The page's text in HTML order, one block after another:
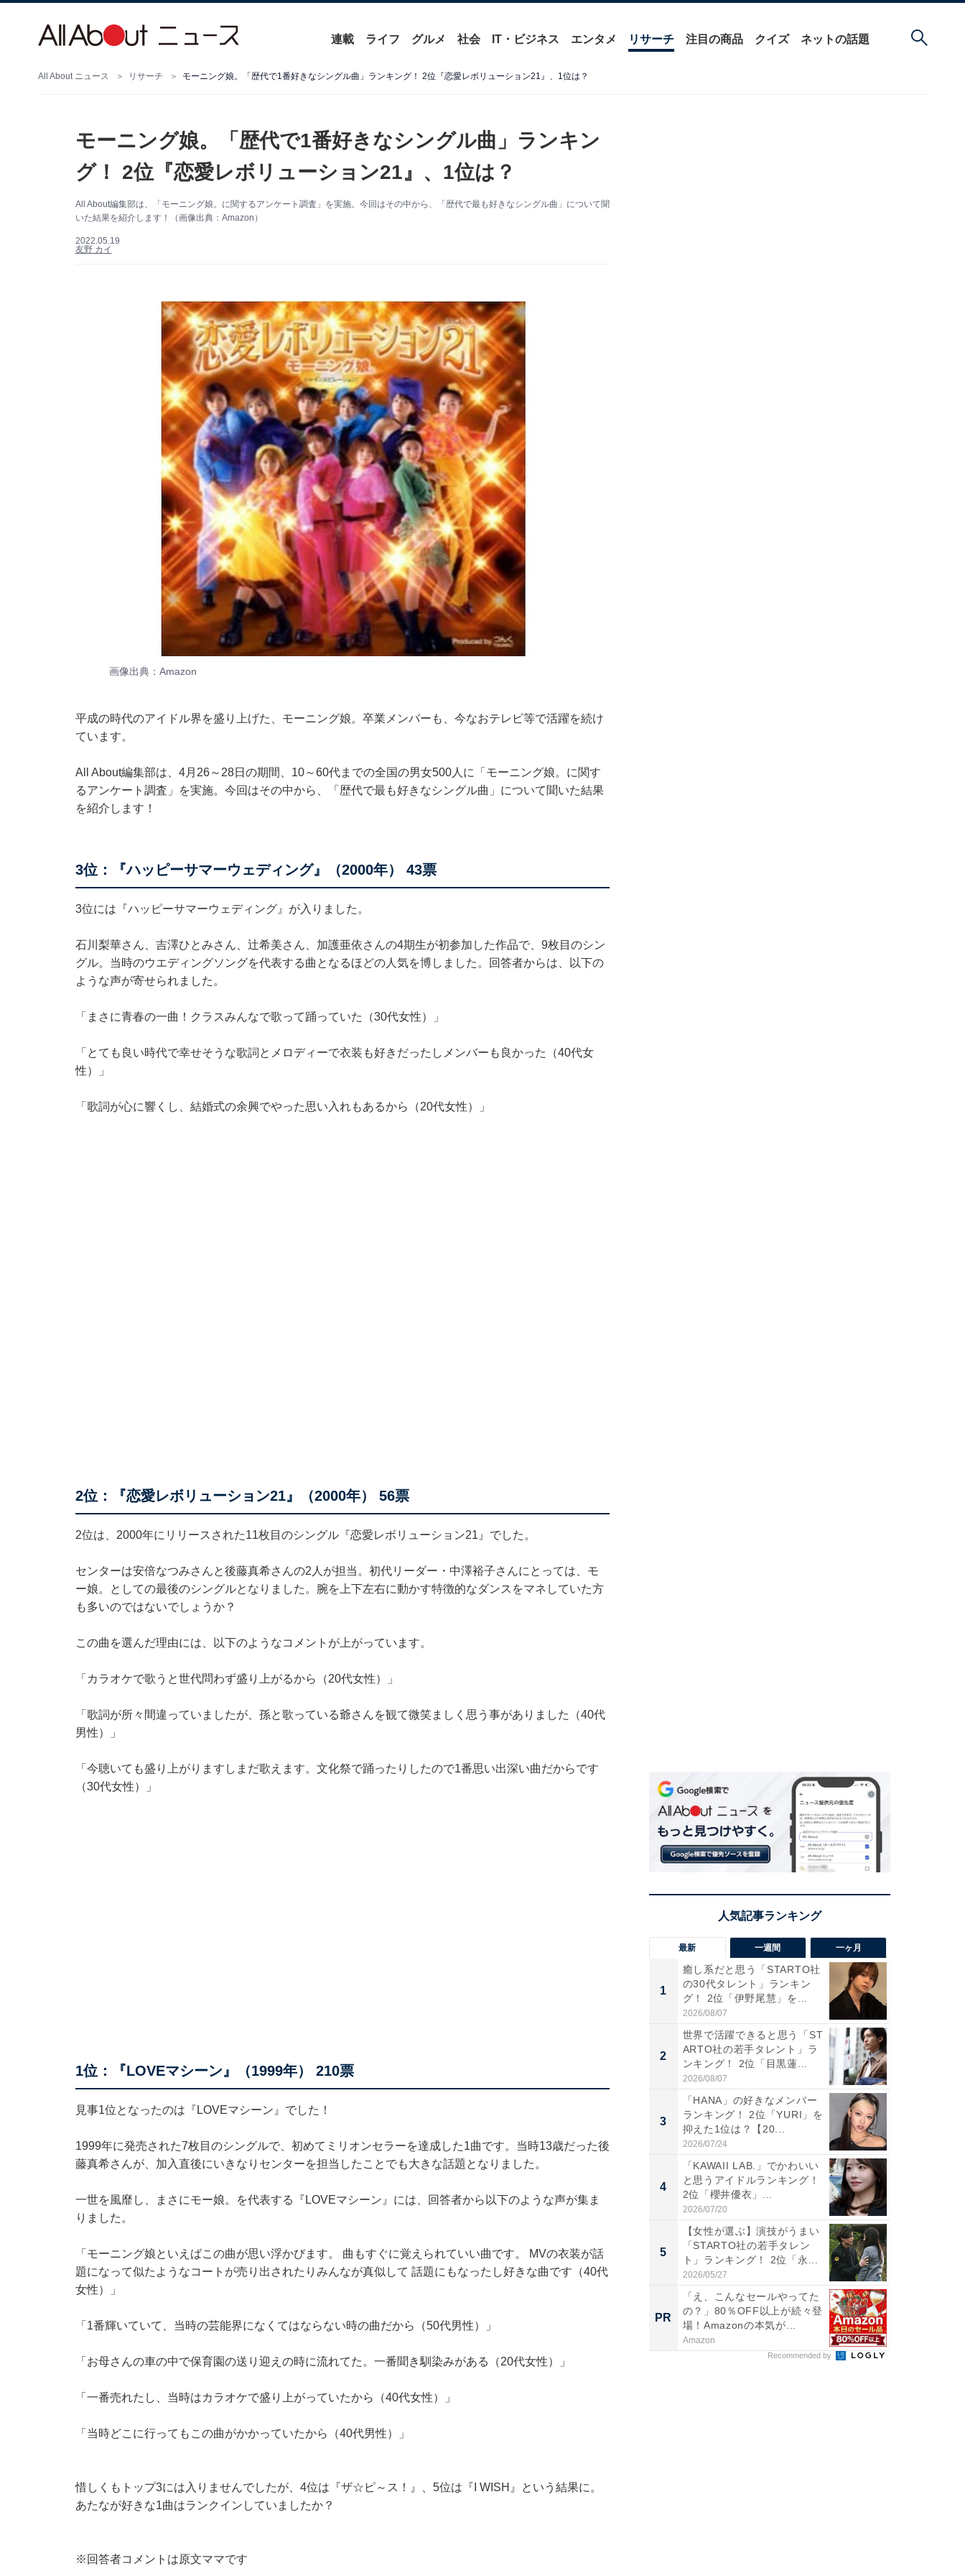
連載 ライフ グルメ 社会 IT・ビジネス エンタメ リサーチ 注目の商品 クイズ ネットの話題
All About ニュース リサーチ モーニング娘。「歴代で1番好きなシングル曲」ランキング！ 2位『恋愛レボリューション21』、1位は？
モーニング娘。「歴代で1番好きなシングル曲」ランキン
グ！ 2位『恋愛レボリューション21』、1位は？
All About編集部は、「モーニング娘。に関するアンケート調査」を実施。今回はその中から、「歴代で最も好きなシングル曲」について聞
いた結果を紹介します！（画像出典：Amazon）
2022.05.19
友野 カイ
画像出典： Amazon
平成の時代のアイドル界を盛り上げた、モーニング娘。卒業メンバーも、今なおテレビ等で活躍を続け
ています。
All About編集部は、4月26～28日の期間、10～60代までの全国の男女500人に「モーニング娘。に関す
るアンケート調査」を実施。今回はその中から、「歴代で最も好きなシングル曲」について聞いた結果
を紹介します！
3位：『ハッピーサマーウェディング』（2000年） 43票
3位には『ハッピーサマーウェディング』が入りました。
石川梨華さん、吉澤ひとみさん、辻希美さん、加護亜依さんの4期生が初参加した作品で、9枚目のシン
グル。当時のウエディングソングを代表する曲となるほどの人気を博しました。回答者からは、以下の
ような声が寄せられました。
「まさに青春の一曲！クラスみんなで歌って踊っていた（30代女性）」
「とても良い時代で幸せそうな歌詞とメロディーで衣装も好きだったしメンバーも良かった（40代女
性）」
「歌詞が心に響くし、結婚式の余興でやった思い入れもあるから（20代女性）」
2位：『恋愛レボリューション21』（2000年） 56票
2位は、2000年にリリースされた11枚目のシングル『恋愛レボリューション21』でした。
センターは安倍なつみさんと後藤真希さんの2人が担当。初代リーダー・中澤裕子さんにとっては、モ
ー娘。としての最後のシングルとなりました。腕を上下左右に動かす特徴的なダンスをマネしていた方
も多いのではないでしょうか？
この曲を選んだ理由には、以下のようなコメントが上がっています。
「カラオケで歌うと世代問わず盛り上がるから（20代女性）」
「歌詞が所々間違っていましたが、孫と歌っている爺さんを観て微笑ましく思う事がありました（40代
男性）」
「今聴いても盛り上がりますしまだ歌えます。文化祭で踊ったりしたので1番思い出深い曲だからです
（30代女性）」
1位：『LOVEマシーン』（1999年） 210票
見事1位となったのは『LOVEマシーン』でした！
1999年に発売された7枚目のシングルで、初めてミリオンセラーを達成した1曲です。当時13歳だった後
藤真希さんが、加入直後にいきなりセンターを担当したことでも大きな話題となりました。
一世を風靡し、まさにモー娘。を代表する『LOVEマシーン』には、回答者から以下のような声が集ま
りました。
「モーニング娘といえばこの曲が思い浮かびます。 曲もすぐに覚えられていい曲です。 MVの衣装が話
題になって似たようなコートが売り出されたりみんなが真似して 話題にもなったし好きな曲です（40代
女性）」
「1番輝いていて、当時の芸能界になくてはならない時の曲だから（50代男性）」
「お母さんの車の中で保育園の送り迎えの時に流れてた。一番聞き馴染みがある（20代女性）」
「一番売れたし、当時はカラオケで盛り上がっていたから（40代女性）」
「当時どこに行ってもこの曲がかかっていたから（40代男性）」
惜しくもトップ3には入りませんでしたが、4位は『ザ☆ピ～ス！』、5位は『I WISH』という結果に。
あたなが好きな1曲はランクインしていましたか？
※回答者コメントは原文ママです
最新 一週間 一ヶ月
1
癒し系だと思う「STARTO社
の30代タレント」ランキン
グ！ 2位「伊野尾慧」を...
2026/08/07
2
世界で活躍できると思う「ST
ARTO社の若手タレント」ラ
ンキング！ 2位「目黒蓮...
2026/08/07
3
「HANA」の好きなメンバー
ランキング！ 2位「YURI」を
抑えた1位は？【20...
2026/07/24
4
「KAWAII LAB.」でかわいい
と思うアイドルランキング！
2位「櫻井優衣」...
2026/07/20
5
【女性が選ぶ】演技がうまい
「STARTO社の若手タレン
ト」ランキング！ 2位「永...
2026/05/27
PR
「え、こんなセールやってた
の？」80％OFF以上が続々登
場！Amazonの本気が...
Amazon
Recommended by